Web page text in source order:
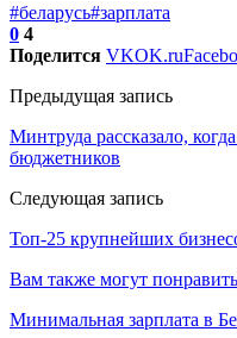
#беларусь#зарплата
0 4
Поделится VKOK.ru
Предыдущая запись
Минтруда рассказало,
бюджетников
Следующая запись
Топ-25 крупнейших
Вам также могут
Минимальная зарплата в